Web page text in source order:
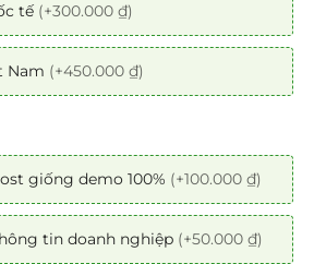
tế (+300.000 ₫)
Nam (+450.000 ₫)
giống demo 100% (+100.000 ₫)
tin doanh nghiệp (+50.000 ₫)